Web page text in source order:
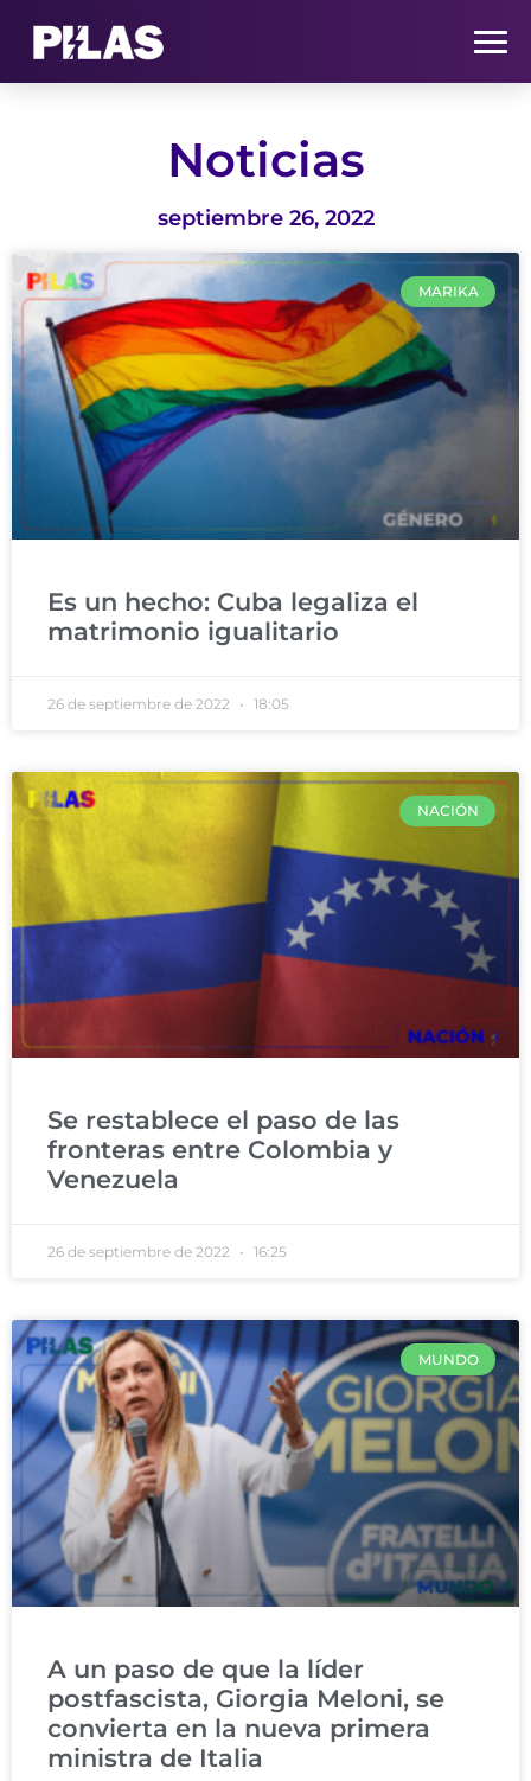
HOME
NOTICIAS
QUIÉNES SOMOS
CONTACTO
SUSCRÍBETE
Noticias
septiembre 26, 2022
MARIKA
Es un hecho: Cuba legaliza el
matrimonio igualitario
26 de septiembre de 2022 18:05
NACIÓN
Se restablece el paso de las
fronteras entre Colombia y
Venezuela
26 de septiembre de 2022 16:25
MUNDO
A un paso de que la líder
postfascista, Giorgia Meloni, se
convierta en la nueva primera
ministra de Italia